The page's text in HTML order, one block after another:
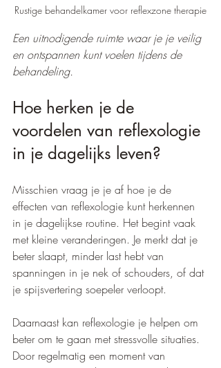
Rustige behandelkamer voor reflexzone therapie
Een uitnodigende ruimte waar je je veilig
en ontspannen kunt voelen tijdens de
behandeling.
Hoe herken je de
voordelen van reflexologie
in je dagelijks leven?
Misschien vraag je je af hoe je de
effecten van reflexologie kunt herkennen
in je dagelijkse routine. Het begint vaak
met kleine veranderingen. Je merkt dat je
beter slaapt, minder last hebt van
spanningen in je nek of schouders, of dat
je spijsvertering soepeler verloopt.
Daarnaast kan reflexologie je helpen om
beter om te gaan met stressvolle situaties.
Door regelmatig een moment van